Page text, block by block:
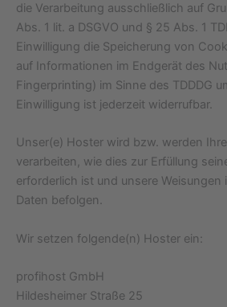
die Verarbeitung ausschließlich auf
Abs. 1 lit. a DSGVO und § 25 Abs. 1
Einwilligung die Speicherung von
auf Informationen im Endgerät des
Fingerprinting) im Sinne des TDDDG
Einwilligung ist jederzeit widerrufbar.
Unser(e) Hoster wird bzw. werden
verarbeiten, wie dies zur Erfüllung
erforderlich ist und unsere Weisungen
Daten befolgen.
Wir setzen folgende(n) Hoster ein:
profihost GmbH
Hildesheimer Straße 25